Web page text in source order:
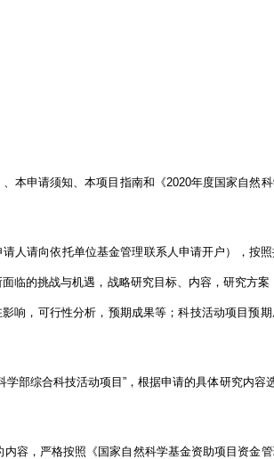
申请须知、本项目指南和《2020年度国家自然
请向依托单位基金管理联系人申请开户），按
临的挑战与机遇，战略研究目标、内容，研究方
响，可行性分析，预期成果等；科技活动项目预
部综合科技活动项目”，根据申请的具体研究内容
，严格按照《国家自然科学基金资助项目资金